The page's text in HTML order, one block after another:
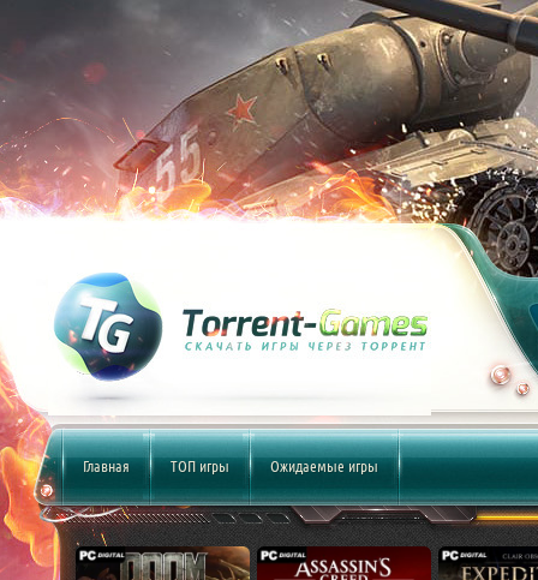
Главная ТОП игры Ожидаемые игры